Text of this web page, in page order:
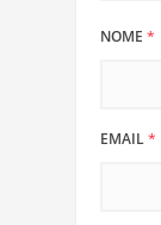
NOME *
EMAIL*